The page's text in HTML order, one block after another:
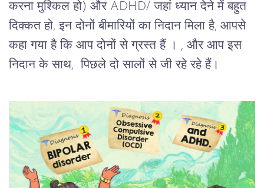
करना मुश्किल हो) और ADHD/ जहां ध्यान देने में बहुत
दिक्कत हो, इन दोनों बीमारियों का निदान मिला है, आपसे
कहा गया है कि आप दोनों से ग्रस्त हैं । , और आप इस
निदान के साथ, पिछले दो सालों से जी रहे रहे हैं।